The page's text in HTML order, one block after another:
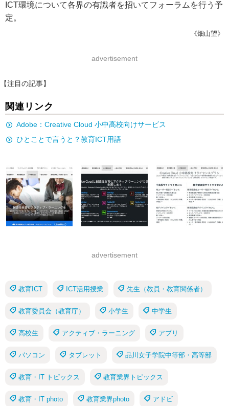
ICT環境について各界の有識者を招いてフォーラムを行う予
定。
《畑山望》
advertisement
【注目の記事】
関連リンク
Adobe：Creative Cloud 小中高校向けサービス
ひとことで言うと？教育ICT用語
advertisement
教育ICT ICT活用授業 先生（教員・教育関係者）
教育委員会（教育庁） 小学生 中学生
高校生 アクティブ・ラーニング アプリ
パソコン タブレット 品川女子学院中等部・高等部
教育・IT トピックス 教育業界トピックス
教育・IT photo 教育業界photo アドビ